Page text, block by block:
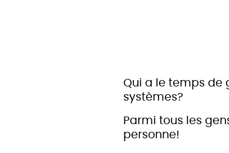
Qui a le temps de
systèmes?
Parmi tous les
personne!